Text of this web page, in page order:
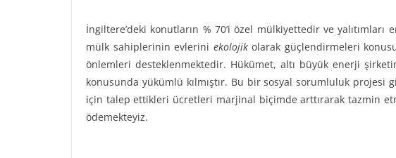
İngiltere’deki konutların % 70’i özel mülkiyettedir ve
mülk sahiplerinin evlerini ekolojikolarak güçlendirmeleri
önlemleri desteklenmektedir. Hükümet, altı büyük enerji
konusunda yükümlü kılmıştır. Bu bir sosyal sorumluluk
için talep ettikleri ücretleri marjinal biçimde arttırarak tazmin
ödemekteyiz.